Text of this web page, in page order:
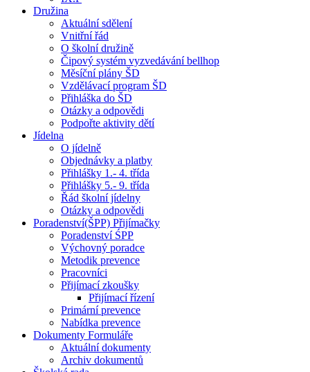
Družina
Aktuální sdělení
Vnitřní řád
O školní družině
Čipový systém vyzvedávání bellhop
Měsíční plány ŠD
Vzdělávací program ŠD
Přihláška do ŠD
Otázky a odpovědi
Podpořte aktivity dětí
Jídelna
O jídelně
Objednávky a platby
Přihlášky 1.- 4. třída
Přihlášky 5.- 9. třída
Řád školní jídelny
Otázky a odpovědi
Poradenství(ŠPP) Přijímačky
Poradenství ŚPP
Výchovný poradce
Metodik prevence
Pracovníci
Přijímací zkoušky
Přijímací řízení
Primární prevence
Nabídka prevence
Dokumenty Formuláře
Aktuální dokumenty
Archiv dokumentů